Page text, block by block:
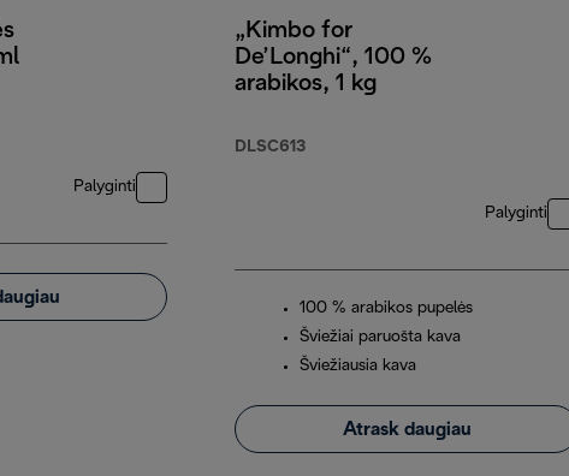
Palyginti
„Kimbo for
De’Longhi“, 100 %
arabikos, 1 kg
DLSC613
Palyginti
100 % arabikos pupelės
Šviežiai paruošta kava
Šviežiausia kava
Atrask daugiau